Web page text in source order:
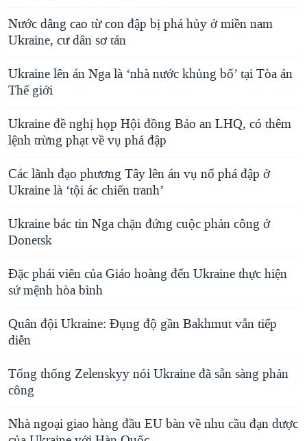
Nước dâng cao từ con đập bị phá hủy ở miền nam
Ukraine, cư dân sơ tán
Ukraine lên án Nga là ‘nhà nước khủng bố’ tại Tòa án
Thế giới
Ukraine đề nghị họp Hội đồng Bảo an LHQ, có thêm
lệnh trừng phạt về vụ phá đập
Các lãnh đạo phương Tây lên án vụ nổ phá đập ở
Ukraine là ‘tội ác chiến tranh’
Ukraine bác tin Nga chặn đứng cuộc phản công ở
Donetsk
Đặc phái viên của Giáo hoàng đến Ukraine thực hiện
sứ mệnh hòa bình
Quân đội Ukraine: Đụng độ gần Bakhmut vẫn tiếp
diễn
Tổng thống Zelenskyy nói Ukraine đã sẵn sàng phản
công
Nhà ngoại giao hàng đầu EU bàn về nhu cầu đạn dược